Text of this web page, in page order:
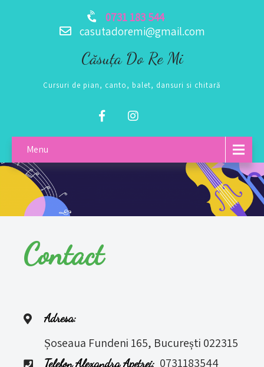
0731 183 544
casutadoremi@gmail.com
Căsuța Do Re Mi
Cursuri de pian, canto, balet, dansuri si chitară
Menu
Contact
Adresa:
Șoseaua Fundeni 165, București 022315
Telefon Alexandra Apetrei: 0731183544